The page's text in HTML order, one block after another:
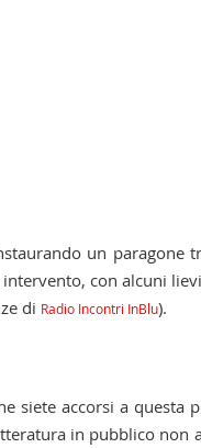
un paragone
con alcuni
di Radio Incontri InBlu).
siete accorsi a questa
in pubblico non